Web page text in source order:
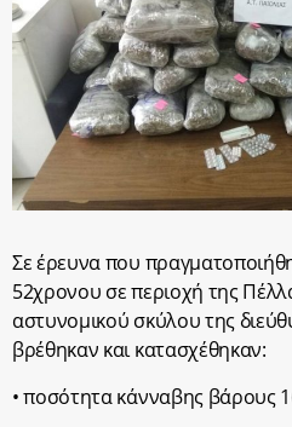
Σε έρευνα που
52χρονου σε περιοχή της
αστυνομικού σκύλου της
βρέθηκαν και κατασχέθηκαν:
• ποσότητα κάνναβης βάρους